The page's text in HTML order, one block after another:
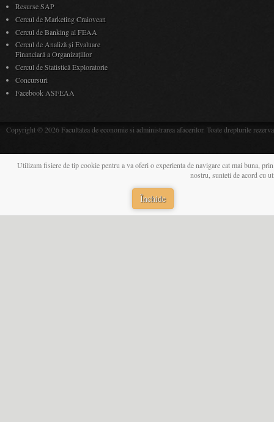
Resurse SAP
Cercul de Marketing Craiovean
Cercul de Banking al FEAA
Cercul de Analiză și Evaluare
Financiară a Organizațiilor
Cercul de Statistică Exploratorie
Concursuri
Facebook ASFEAA
Copyright © 2026 Facultatea de economie si administrarea afacerilor. Toate drepturile
Utilizam fisiere de tip cookie pentru a va oferi o experienta de navigare cat mai buna,
nostru, sunteti de acord cu
Închide